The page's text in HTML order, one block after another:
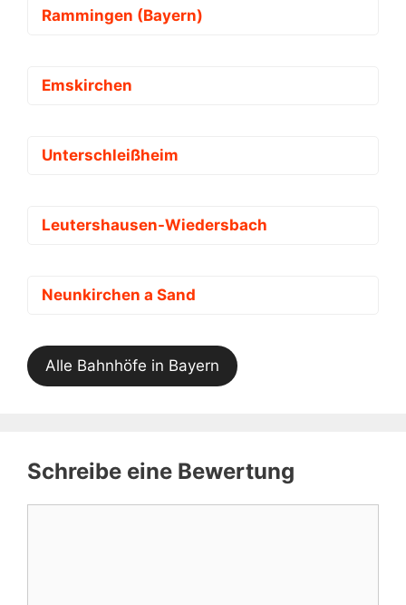
Rammingen (Bayern)
Emskirchen
Unterschleißheim
Leutershausen-Wiedersbach
Neunkirchen a Sand
Alle Bahnhöfe in Bayern
Schreibe eine Bewertung